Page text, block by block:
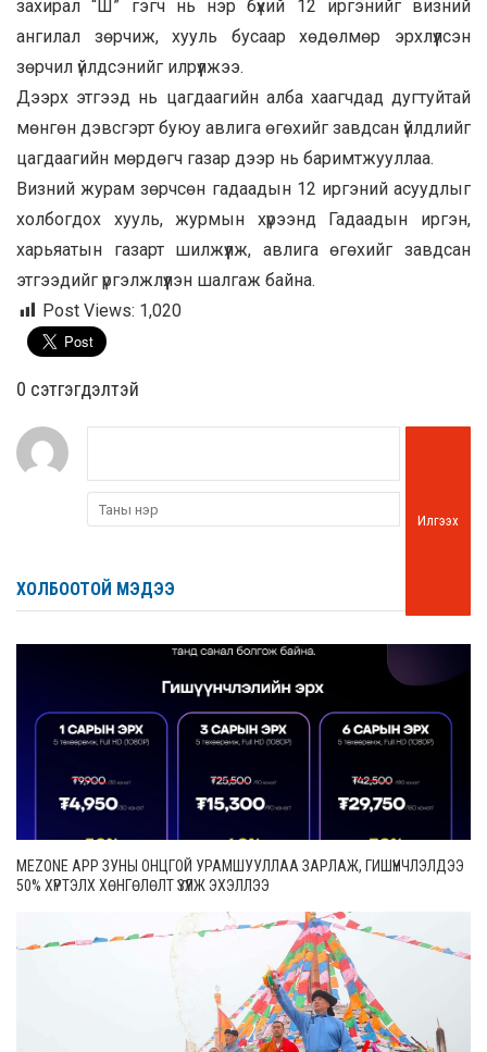
захирал “Ш” гэгч нь нэр бүхий 12 иргэнийг визний
ангилал зөрчиж, хууль бусаар хөдөлмөр эрхлүүлсэн
зөрчил үйлдсэнийг илрүүлжээ.
Дээрх этгээд нь цагдаагийн алба хаагчдад дугтуйтай
мөнгөн дэвсгэрт буюу авлига өгөхийг завдсан үйлдлийг
цагдаагийн мөрдөгч газар дээр нь баримтжууллаа.
Визний журам зөрчсөн гадаадын 12 иргэний асуудлыг
холбогдох хууль, журмын хүрээнд Гадаадын иргэн,
харьяатын газарт шилжүүлж, авлига өгөхийг завдсан
этгээдийг үргэлжлүүлэн шалгаж байна.
Post Views: 1,020
0 cэтгэгдэлтэй
Илгээх
ХОЛБООТОЙ МЭДЭЭ
MEZONE APP ЗУНЫ ОНЦГОЙ УРАМШУУЛЛАА ЗАРЛАЖ, ГИШҮҮНЧЛЭЛДЭЭ
50% ХҮРТЭЛХ ХӨНГӨЛӨЛТ ҮЗҮҮЛЖ ЭХЭЛЛЭЭ